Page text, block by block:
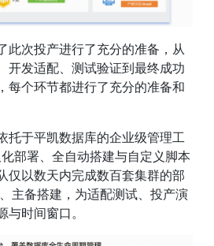
此次投产进行了充分的准备，从
开发适配、测试验证到最终成功
每个环节都进行了充分的准备和
托于平凯数据库的企业级管理工
部署、全自动搭建与自定义脚本
仅以数天内完成数百套集群的部
主备搭建，为适配测试、投产演
时间窗口。